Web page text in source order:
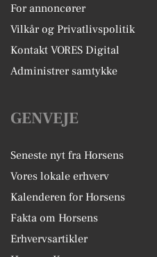
For annoncører
Vilkår og Privatlivspolitik
Kontakt VORES Digital
Administrer samtykke
GENVEJE
Seneste nyt fra Horsens
Vores lokale erhverv
Kalenderen for Horsens
Fakta om Horsens
Erhvervsartikler